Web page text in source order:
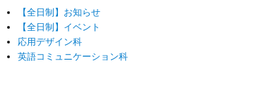
【全日制】お知らせ
【全日制】イベント
応用デザイン科
英語コミュニケーション科